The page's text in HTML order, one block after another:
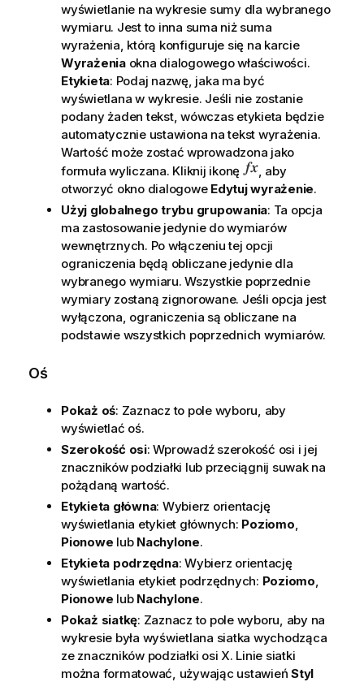
wyświetlanie na wykresie sumy dla wybranego
wymiaru. Jest to inna suma niż suma
wyrażenia, którą konfiguruje się na karcie
Wyrażenia okna dialogowego właściwości.
Etykieta: Podaj nazwę, jaka ma być
wyświetlana w wykresie. Jeśli nie zostanie
podany żaden tekst, wówczas etykieta będzie
automatycznie ustawiona na tekst wyrażenia.
Wartość może zostać wprowadzona jako
formuła wyliczana. Kliknij ikonę
, aby
otworzyć okno dialogowe Edytuj wyrażenie.
Użyj globalnego trybu grupowania: Ta opcja
ma zastosowanie jedynie do wymiarów
wewnętrznych. Po włączeniu tej opcji
ograniczenia będą obliczane jedynie dla
wybranego wymiaru. Wszystkie poprzednie
wymiary zostaną zignorowane. Jeśli opcja jest
wyłączona, ograniczenia są obliczane na
podstawie wszystkich poprzednich wymiarów.
Oś
Pokaż oś: Zaznacz to pole wyboru, aby
wyświetlać oś.
Szerokość osi: Wprowadź szerokość osi i jej
znaczników podziałki lub przeciągnij suwak na
pożądaną wartość.
Etykieta główna: Wybierz orientację
wyświetlania etykiet głównych: Poziomo
Pionowe lub Nachylone.
Etykieta podrzędna: Wybierz orientację
wyświetlania etykiet podrzędnych: Poziomo
Pionowe lub Nachylone.
Pokaż siatkę: Zaznacz to pole wyboru, aby na
wykresie była wyświetlana siatka wychodząca
ze znaczników podziałki osi X. Linie siatki
można formatować, używając ustawień Styl